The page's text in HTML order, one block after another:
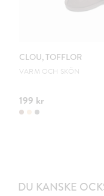
CLOU, TOFFLOR
VARM OCH SKÖN
199 kr
DU KANSKE